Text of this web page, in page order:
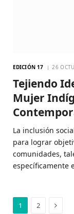
EDICIÓN 17 26
Tejiendo
Mujer
La inclusión
para lograr
comunidades,
específicamente
1 2